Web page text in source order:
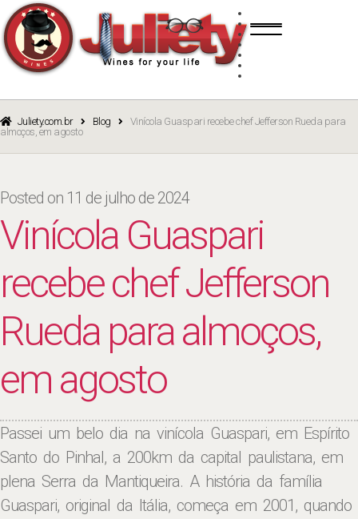
navigation
content
BRANCO
ROSÉ
Juliety.com.br Blog
Vinícola Guaspari recebe chef Jefferson Rueda para
almoços, em agosto
Posted on 11 de julho de 2024
Vinícola Guaspari
recebe chef Jefferson
Rueda para almoços,
em agosto
Passei um belo dia na vinícola Guaspari, em Espírito
Santo do Pinhal, a 200km da capital paulistana, em
plena Serra da Mantiqueira. A história da família
Guaspari, original da Itália, começa em 2001, quando